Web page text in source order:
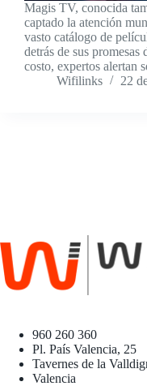
Magis TV, conocida
captado la atención
vasto catálogo de
detrás de sus
costo, expertos alertan
Wifilinks
22
960 260 360
Pl. País Valencia, 25
Tavernes de la
Valencia